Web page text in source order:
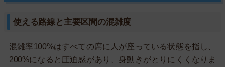
使える路線と主要区間の混雑度
混雑率100%はすべての席に人が座っている状態を指し、
200%になると圧迫感があり、身動きがとりにくくなりま